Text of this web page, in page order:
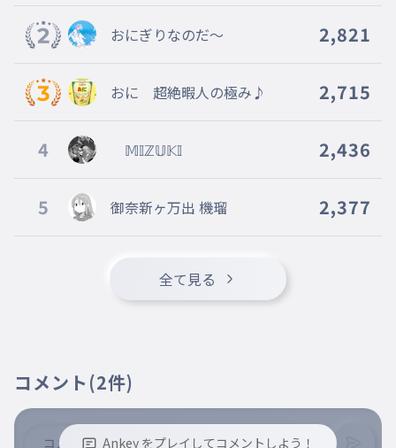
腹立たしい苛立たしい
そろそろ飽きた自画自賛に
そろそろあきたじがじさんに
ライクの反対はアパシー≒繋がれた証
ライクの反対はアパシー≒繋がれた
証
切り離せない関係
切り離せない関係
逸らしてしまいたいわ
これは所謂ヘイトスピーチ
おにぎりなのだ～ 2,821
おに 超絶暇人の極み♪ 2,715
4 𝕄𝕀ℤ𝕌𝕂𝕀 2,436
5 御奈新ヶ万出 機瑠 2,377
全て見る
コメント (2件)
Ankey をプレイしてコメントしよう！